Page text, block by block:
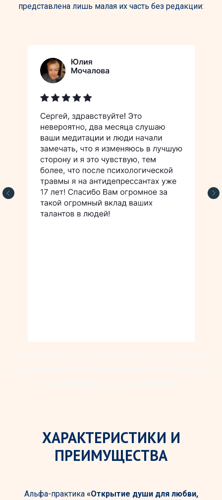
представлена лишь малая их часть без редакции:
ХАРАКТЕРИСТИКИ И
ПРЕИМУЩЕСТВА
Альфа-практика «Открытие души для любви,